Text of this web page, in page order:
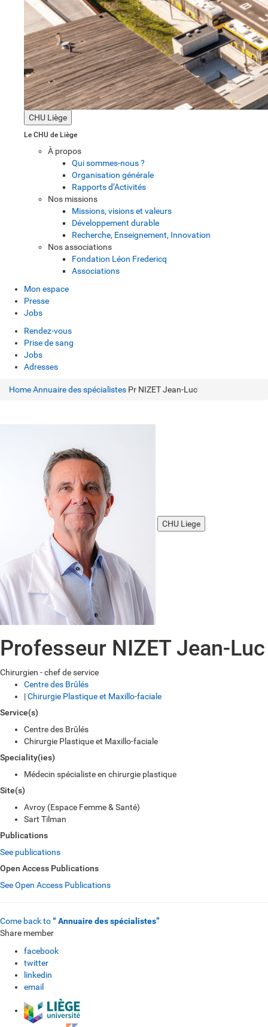
CHU Liège
Le CHU de Liège
À propos
Qui sommes-nous ?
Organisation générale
Rapports d’Activités
Nos missions
Missions, visions et valeurs
Développement durable
Recherche, Enseignement, Innovation
Nos associations
Fondation Léon Fredericq
Associations
Mon espace
Presse
Jobs
Rendez-vous
Prise de sang
Jobs
Adresses
HomeAnnuaire des spécialistes Pr NIZET Jean-Luc
CHU Liege
Professeur NIZET Jean-Luc
Chirurgien - chef de service
Centre des Brûlés
|Chirurgie Plastique et Maxillo-faciale
Service(s)
Centre des Brûlés
Chirurgie Plastique et Maxillo-faciale
Speciality(ies)
Médecin spécialiste en chirurgie plastique
Site(s)
Avroy (Espace Femme & Santé)
Sart Tilman
Publications
See publications
Open Access Publications
See Open Access Publications
Come back to“ Annuaire des spécialistes”
Share member
facebook
twitter
linkedin
email